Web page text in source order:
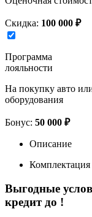
Скидка: 100 000 ₽
Программа
лояльности
На покупку авто
оборудования
Бонус: 50 000 ₽
Описание
Комплектация
Выгодные
кредит до !